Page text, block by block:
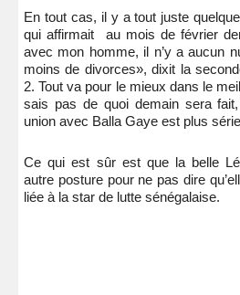
En tout cas, il y a tout juste
qui affirmait au mois de février
avec mon homme, il n’y a aucun
moins de divorces», dixit la
2. Tout va pour le mieux dans le
sais pas de quoi demain sera
union avec Balla Gaye est plus
Ce qui est sûr est que la belle
autre posture pour ne pas dire
liée à la star de lutte sénégalaise.